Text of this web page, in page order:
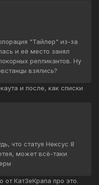
"Тайлер" из-за
и её место занял
репликантов. Ну
взялись?
и после, как списки
что статуя Нексус 8
может всё-таки
КатЗеКрапа про это.